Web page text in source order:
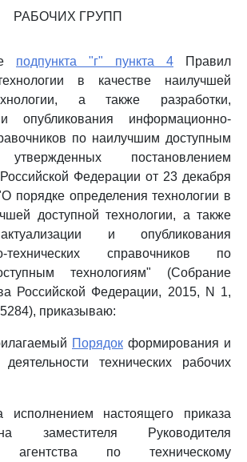
РАБОЧИХ ГРУПП
подпункта "г" пункта 4 Правил
в качестве наилучшей
а также разработки,
опубликования информационно-
по наилучшим доступным
утвержденных постановлением
Федерации от 23 декабря
порядке определения технологии в
доступной технологии, а также
и опубликования
технических справочников по
технологиям" (Собрание
Российской Федерации, 2015, N 1,
5284), приказываю:
Порядок формирования и
технических рабочих
исполнением настоящего приказа
заместителя Руководителя
агентства по техническому